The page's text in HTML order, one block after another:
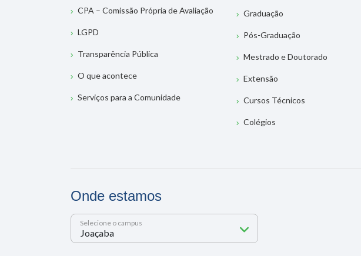
CPA – Comissão Própria de Avaliação
LGPD
Transparência Pública
O que acontece
Serviços para a Comunidade
Graduação
Pós-Graduação
Mestrado e Doutorado
Extensão
Cursos Técnicos
Colégios
Onde estamos
Selecione o campus